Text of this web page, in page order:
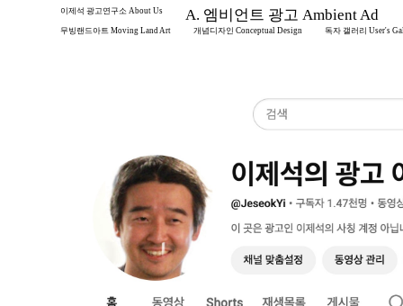
이제석 광고연구소 About Us A. 엠비언트 광고 Ambient Ad
무빙랜드아트 Moving Land Art 개념디자인 Conceptual Design 독자 갤러리 User's